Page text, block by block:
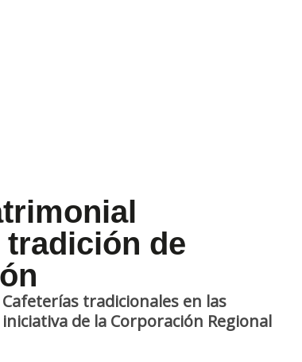
de
tradicionales en las
de la Corporación Regional